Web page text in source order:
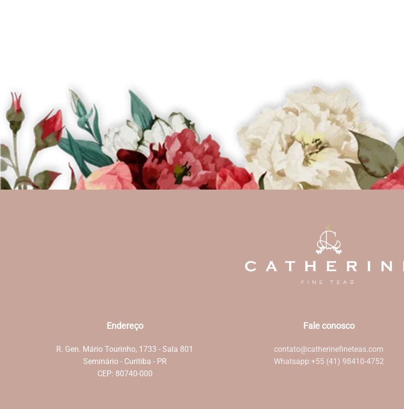
Endereço
R. Gen. Mário Tourinho, 1733 - Sala 801
Seminário - Curitiba - PR
CEP: 80740-000
Fale conosco
contato@catherinefineteas.com
Whatsapp:+55 (41) 98410-4752